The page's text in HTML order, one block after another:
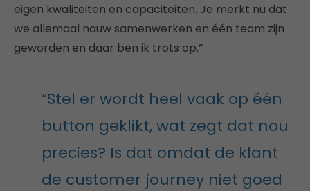
eigen kwaliteiten en capaciteiten. Je merkt nu dat
we allemaal nauw samenwerken en één team zijn
geworden en daar ben ik trots op.”
“Stel er wordt heel vaak op één
button geklikt, wat zegt dat nou
precies? Is dat omdat de klant
de customer journey niet goed